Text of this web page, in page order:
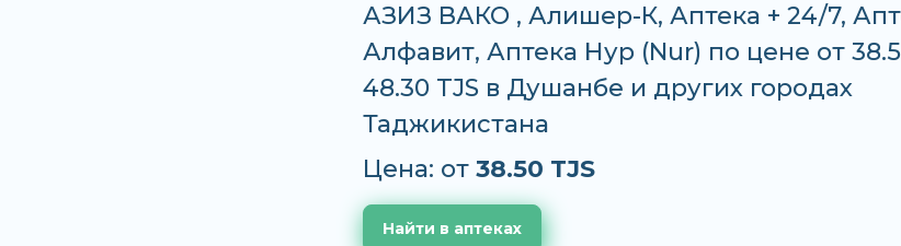
АЗИЗ ВАКО , Алишер-К, Аптека + 24/7,
Алфавит, Аптека Нур (Nur) по цене от
48.30 TJS в Душанбе и других городах
Таджикистана
Цена: от 38.50 TJS
Найти в аптеках